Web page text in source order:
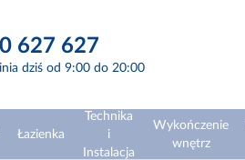
627 627
dziś od 9:00 do 20:00
Łazienka
Technika
i
Instalacja
Wykończenie
wnętrz